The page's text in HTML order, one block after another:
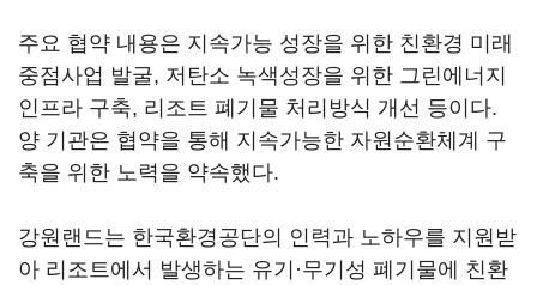
주요 협약 내용은 지속가능 성장을 위한 친환경 미래
중점사업 발굴, 저탄소 녹색성장을 위한 그린에너지
인프라 구축, 리조트 폐기물 처리방식 개선 등이다.
양 기관은 협약을 통해 지속가능한 자원순환체계 구
축을 위한 노력을 약속했다.
강원랜드는 한국환경공단의 인력과 노하우를 지원받
아 리조트에서 발생하는 유기·무기성 폐기물에 친환